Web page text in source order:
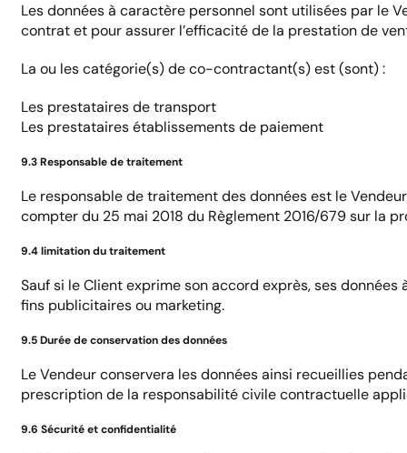
Les données à caractère personnel sont utilisées par le
contrat et pour assurer l’efficacité de la prestation de
La ou les catégorie(s) de co-contractant(s) est (sont) :
Les prestataires de transport
Les prestataires établissements de paiement
9.3 Responsable de traitement
Le responsable de traitement des données est le
compter du 25 mai 2018 du Règlement 2016/679 sur la
9.4 limitation du traitement
Sauf si le Client exprime son accord exprès, ses
fins publicitaires ou marketing.
9.5 Durée de conservation des données
Le Vendeur conservera les données ainsi recueillies
prescription de la responsabilité civile contractuelle
9.6 Sécurité et confidentialité